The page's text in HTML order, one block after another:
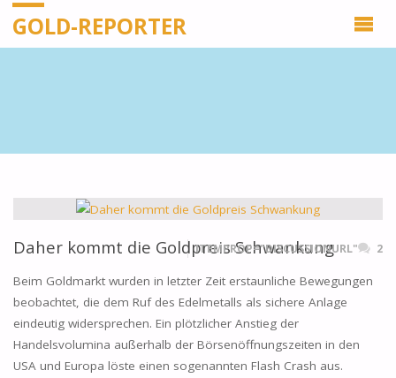
GOLD-REPORTER
Daher kommt die Goldpreis Schwankung
ITEMPROP="DISCUSSIONURL" 2
Beim Goldmarkt wurden in letzter Zeit erstaunliche Bewegungen
beobachtet, die dem Ruf des Edelmetalls als sichere Anlage
eindeutig widersprechen. Ein plötzlicher Anstieg der
Handelsvolumina außerhalb der Börsenöffnungszeiten in den
USA und Europa löste einen sogenannten Flash Crash aus.